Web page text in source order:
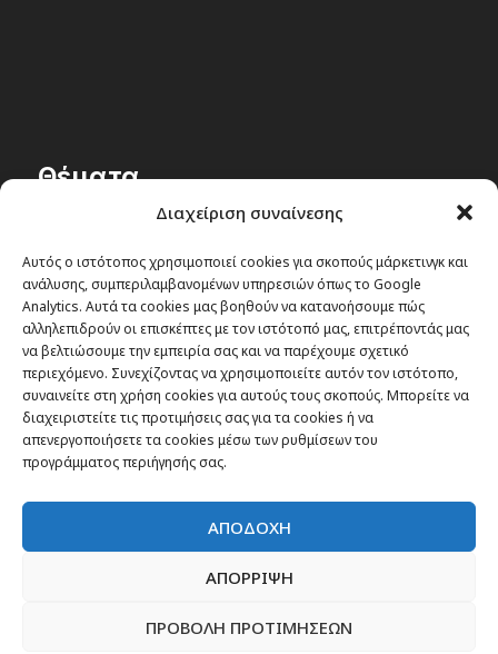
Διαχείριση συναίνεσης
Αυτός ο ιστότοπος χρησιμοποιεί cookies για σκοπούς μάρκετινγκ και
ανάλυσης, συμπεριλαμβανομένων υπηρεσιών όπως το Google
Analytics. Αυτά τα cookies μας βοηθούν να κατανοήσουμε πώς
αλληλεπιδρούν οι επισκέπτες με τον ιστότοπό μας, επιτρέποντάς μας
να βελτιώσουμε την εμπειρία σας και να παρέχουμε σχετικό
περιεχόμενο. Συνεχίζοντας να χρησιμοποιείτε αυτόν τον ιστότοπο,
συναινείτε στη χρήση cookies για αυτούς τους σκοπούς. Μπορείτε να
διαχειριστείτε τις προτιμήσεις σας για τα cookies ή να
απενεργοποιήσετε τα cookies μέσω των ρυθμίσεων του
προγράμματος περιήγησής σας.
ΑΠΟΔΟΧΗ
ΑΠΟΡΡΙΨΗ
ΠΡΟΒΟΛΗ ΠΡΟΤΙΜΗΣΕΩΝ
Θέματα
Passenger στον κόσμο
TRAVEL NEWS
Οργάνωσε το ταξίδι σου
CITY and CULTURE